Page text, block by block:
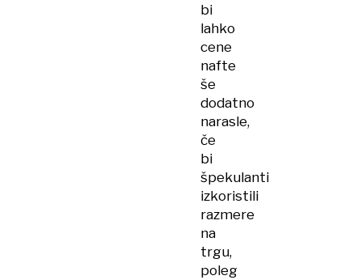
bi
lahko
cene
nafte
še
dodatno
narasle,
če
bi
špekulanti
izkoristili
razmere
na
trgu,
poleg